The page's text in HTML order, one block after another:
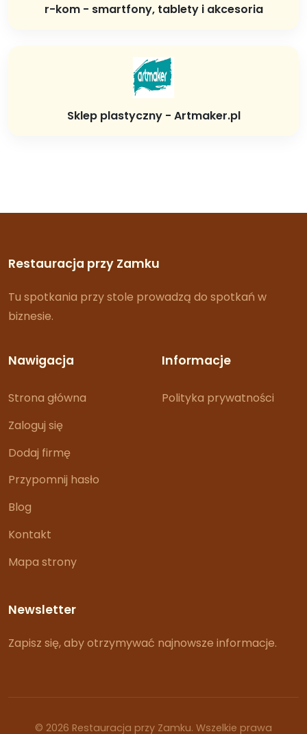
r-kom - smartfony, tablety i akcesoria
Sklep plastyczny - Artmaker.pl
Restauracja przy Zamku
Tu spotkania przy stole prowadzą do spotkań w
biznesie.
Nawigacja
Strona główna
Zaloguj się
Dodaj firmę
Przypomnij hasło
Blog
Kontakt
Mapa strony
Informacje
Polityka prywatności
Newsletter
Zapisz się, aby otrzymywać najnowsze informacje.
© 2026 Restauracja przy Zamku. Wszelkie prawa